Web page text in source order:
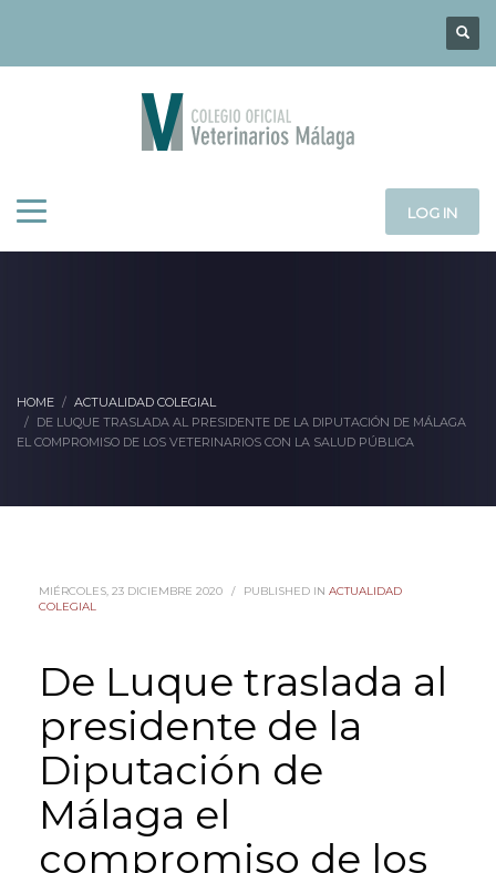
LOG IN
HOME
ACTUALIDAD COLEGIAL
DE LUQUE TRASLADA AL PRESIDENTE DE LA DIPUTACIÓN DE MÁLAGA
EL COMPROMISO DE LOS VETERINARIOS CON LA SALUD PÚBLICA
MIÉRCOLES, 23 DICIEMBRE 2020 / PUBLISHED IN ACTUALIDAD
COLEGIAL
De Luque traslada al
presidente de la
Diputación de
Málaga el
compromiso de los